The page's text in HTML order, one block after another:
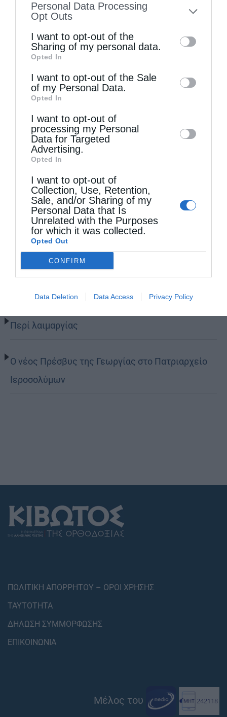
to your opt-out. You may separately opt-out
information by third parties on the IAB’s list
of downstream participants. This
information may also be disclosed by us to
third parties on theIAB’s List of
Downstream Participants
disclose it to other third parties.
Personal Data Processing
Opt Outs
I want to opt-out of the
Sharing of my personal data.
Opted In
I want to opt-out of the Sale
of my Personal Data.
Opted In
I want to opt-out of
processing my Personal
Data for Targeted
Advertising.
Opted In
I want to opt-out of
Collection, Use, Retention,
Sale, and/or Sharing of my
Personal Data that Is
Unrelated with the Purposes
for which it was collected.
Opted Out
CONFIRM
Data Deletion Data Access Privacy Policy
Τελευταία άρθρα
Όταν είσαι ευλαβής
Ο Νεαπόλεως στο Ιερό Παρεκκλήσι Αγίας
Παρασκευής Παλαιοκάστρου για το Μικρό
Παρακλητικό Κανόνα
Περί λαιμαργίας
Ο νέος Πρέσβυς της Γεωργίας στο Πατριαρχείο
Ιεροσολύμων
ΠΟΛΙΤΙΚΗ ΑΠΟΡΡΗΤΟΥ – ΟΡΟΙ ΧΡΗΣΗΣ
ΤΑΥΤΟΤΗΤΑ
ΔΗΛΩΣΗ ΣΥΜΜΟΡΦΩΣΗΣ
ΕΠΙΚΟΙΝΩΝΙΑ
Μέλος του